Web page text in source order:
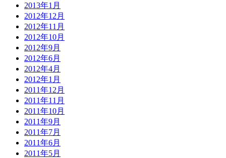
2013年1月
2012年12月
2012年11月
2012年10月
2012年9月
2012年6月
2012年4月
2012年1月
2011年12月
2011年11月
2011年10月
2011年9月
2011年7月
2011年6月
2011年5月